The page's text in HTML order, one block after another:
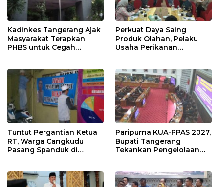
Kadinkes Tangerang Ajak
Masyarakat Terapkan
PHBS untuk Cegah
Perkuat Daya Saing
Produk Olahan, Pelaku
Usaha Perikanan
Tuntut Pergantian Ketua
RT, Warga Cangkudu
Pasang Spanduk di
Paripurna KUA-PPAS 2027,
Bupati Tangerang
Tekankan Pengelolaan